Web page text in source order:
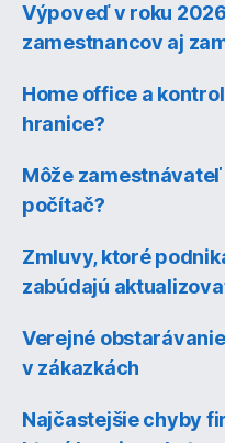
Výpoveď v roku
zamestnancov aj
Home office a
hranice?
Môže
počítač?
Zmluvy, ktoré
zabúdajú
Verejné
v zákazkách
Najčastejšie chyby